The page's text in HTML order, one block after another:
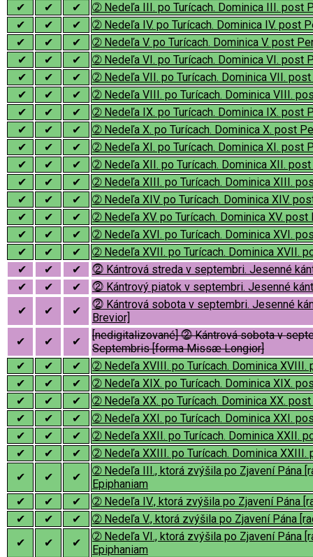
✔
✔ ✔
➁ Nedeľa III. po Turícach. Dominica III. post
✔
✔ ✔
➁ Nedeľa IV. po Turícach. Dominica IV. post
✔
✔ ✔
➁ Nedeľa V. po Turícach. Dominica V. post
✔
✔ ✔
➁ Nedeľa VI. po Turícach. Dominica VI. post
✔
✔ ✔
➁ Nedeľa VII. po Turícach. Dominica VII.
✔
✔ ✔
➁ Nedeľa VIII. po Turícach. Dominica VIII.
✔
✔ ✔
➁ Nedeľa IX. po Turícach. Dominica IX. post
✔
✔ ✔
➁ Nedeľa X. po Turícach. Dominica X. post
✔
✔ ✔
➁ Nedeľa XI. po Turícach. Dominica XI. post
✔
✔ ✔
➁ Nedeľa XII. po Turícach. Dominica XII.
✔
✔ ✔
➁ Nedeľa XIII. po Turícach. Dominica XIII.
✔
✔ ✔
➁ Nedeľa XIV. po Turícach. Dominica XIV.
✔
✔ ✔
➁ Nedeľa XV. po Turícach. Dominica XV.
✔
✔ ✔
➁ Nedeľa XVI. po Turícach. Dominica XVI.
✔
✔ ✔
➁ Nedeľa XVII. po Turícach. Dominica XVII.
✔
✔ ✔
⓶ Kántrová streda v septembri. Jesenné
✔
✔ ✔
⓶ Kántrový piatok v septembri. Jesenné
✔
✔ ✔
⓶ Kántrová sobota v septembri. Jesenné
Brevior]
✔
✔ ✔
[nedigitalizované] ⓶ Kántrová sobota v
Septembris [forma Missæ Longior]
✔
✔ ✔
➁ Nedeľa XVIII. po Turícach. Dominica
✔
✔ ✔
➁ Nedeľa XIX. po Turícach. Dominica XIX.
✔
✔ ✔
➁ Nedeľa XX. po Turícach. Dominica XX.
✔
✔ ✔
➁ Nedeľa XXI. po Turícach. Dominica XXI.
✔
✔ ✔
➁ Nedeľa XXII. po Turícach. Dominica XXII.
✔
✔ ✔
➁ Nedeľa XXIII. po Turícach. Dominica
✔
✔ ✔
➁ Nedeľa III., ktorá zvýšila po Zjavení Pána
Epiphaniam
✔
✔ ✔
➁ Nedeľa IV., ktorá zvýšila po Zjavení Pána
✔
✔ ✔
➁ Nedeľa V., ktorá zvýšila po Zjavení Pána
✔
✔ ✔
➁ Nedeľa VI., ktorá zvýšila po Zjavení Pána
Epiphaniam